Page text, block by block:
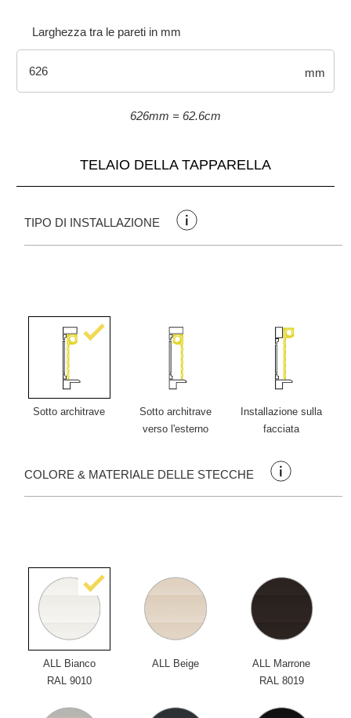
Larghezza tra le pareti in mm
mm
626mm = 62.6cm
TELAIO DELLA TAPPARELLA
TIPO DI INSTALLAZIONE
Sotto architrave
Sotto architrave
verso l'esterno
Installazione sulla
facciata
COLORE & MATERIALE DELLE STECCHE
ALL Bianco
RAL 9010
ALL Beige
ALL Marrone
RAL 8019